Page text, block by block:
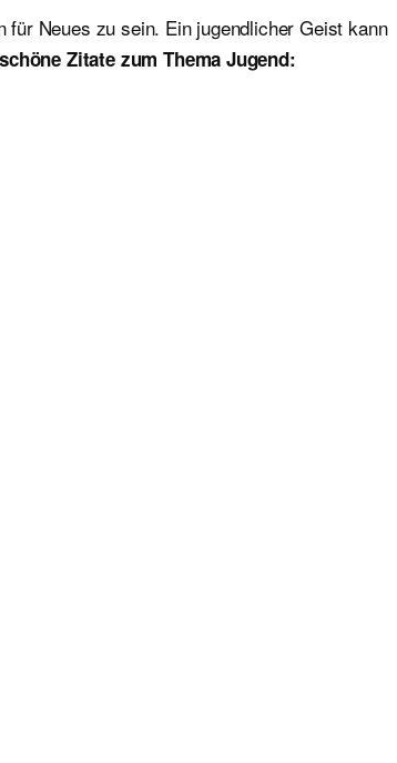
Neues zu sein. Ein jugendlicher Geist kann
Zitate zum Thema Jugend: